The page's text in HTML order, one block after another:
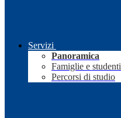
Servizi
Panoramica
Famiglie e studenti
Percorsi di studio